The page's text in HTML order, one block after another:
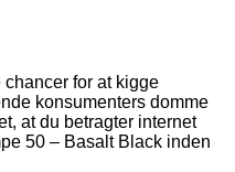
for at kigge
konsumenters domme
at du betragter internet
50 – Basalt Black inden